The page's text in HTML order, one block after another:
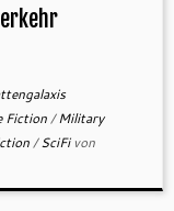
Fiction/Military
/SciFi von